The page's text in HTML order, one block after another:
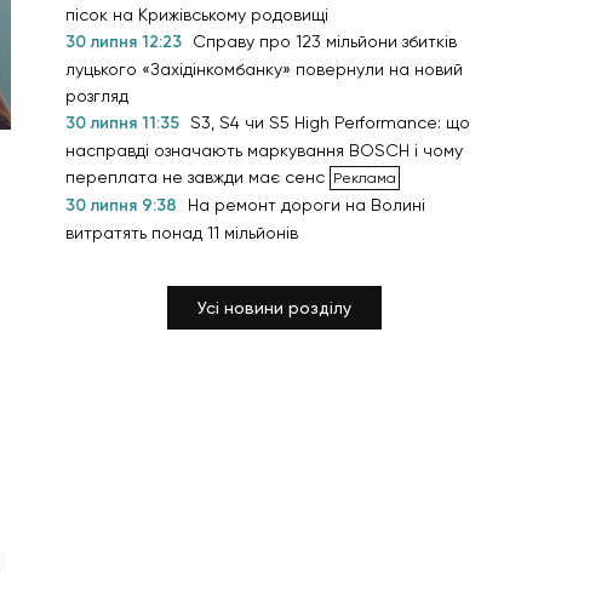
пісок на Крижівському родовищі
30 липня 12:23
Справу про 123 мільйони збитків
луцького «Західінкомбанку» повернули на новий
розгляд
30 липня 11:35 S3, S4 чи S5 High Performance: що
насправді означають маркування BOSCH і чому
переплата не завжди має сенс
30 липня 9:38
На ремонт дороги на Волині
витратять понад 11 мільйонів
Усі новини розділу